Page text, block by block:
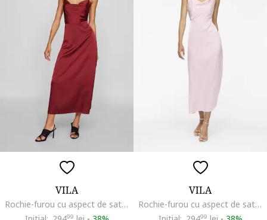
VILA
Rochie-furou cu aspect de satin, Rosu inchis
99
VILA
Rochie-furou cu aspect de satin, Roz deschis
99